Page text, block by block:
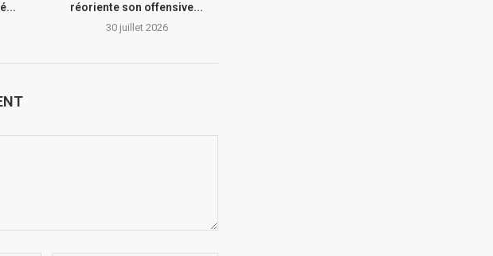
réoriente son offensive...
30 juillet 2026